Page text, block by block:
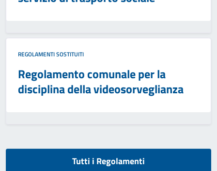
REGOLAMENTI SOSTITUITI
Regolamento comunale per la
disciplina della videosorveglianza
Tutti i Regolamenti